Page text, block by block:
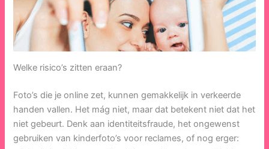
Welke risico’s zitten eraan?
Foto’s die je online zet, kunnen gemakkelijk in verkeerde
handen vallen. Het mág niet, maar dat betekent niet dat het
niet gebeurt. Denk aan identiteitsfraude, het ongewenst
gebruiken van kinderfoto’s voor reclames, of nog erger: